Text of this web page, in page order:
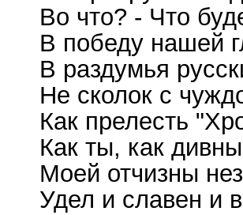
Во что? - Что
В победу нашей
В раздумья
Не сколок с
Как прелесть
Как ты, как
Моей отчизны
Удел и славен и